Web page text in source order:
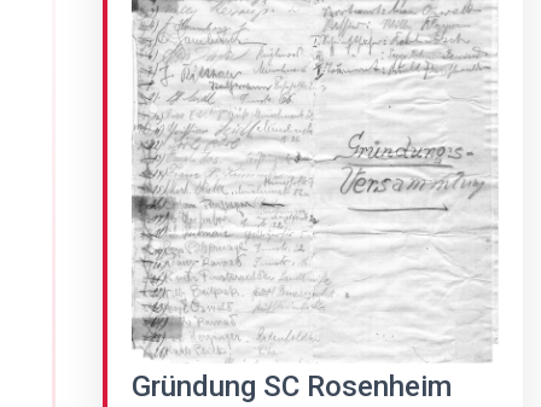
Gründung SC Rosenheim